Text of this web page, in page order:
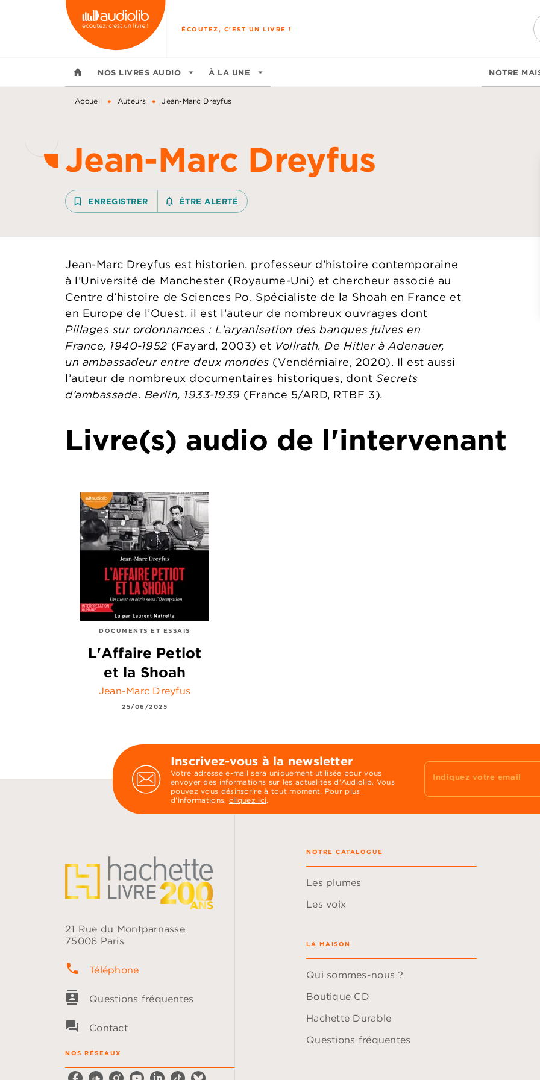
MENU RECHERCHE
ÉCOUTEZ, C'EST UN LIVRE !
home NOS LIVRES AUDIO arrow_drop_down À LA UNE arrow_drop_down NOTRE
Accueil • Auteurs • Jean-Marc Dreyfus
Jean-Marc Dreyfus
bookmark_border ENREGISTRER notifications_none_outlined
ÊTRE ALERTÉ
Jean-Marc Dreyfus est historien, professeur d’histoire contemporaine
à l’Université de Manchester (Royaume-Uni) et chercheur associé au
Centre d’histoire de Sciences Po. Spécialiste de la Shoah en France et
en Europe de l’Ouest, il est l’auteur de nombreux ouvrages dont
Pillages sur ordonnances : L'aryanisation des banques juives en
France, 1940-1952 (Fayard, 2003) et Vollrath. De Hitler à Adenauer,
un ambassadeur entre deux mondes (Vendémiaire, 2020). Il est aussi
l’auteur de nombreux documentaires historiques, dontSecrets
d’ambassade. Berlin, 1933-1939 (France 5/ARD, RTBF 3).
Livre(s) audio de l'intervenant
DOCUMENTS ET ESSAIS
L'Affaire Petiot
et la Shoah
Jean-Marc Dreyfus
25/06/2025
Inscrivez-vous à la newsletter
Votre adresse e-mail sera uniquement utilisée pour vous
envoyer des informations sur les actualités d'Audiolib. Vous
pouvez vous désinscrire à tout moment. Pour plus
d’informations, cliquez ici.
Indiquez votre email
21 Rue du Montparnasse
75006 Paris
phone Téléphone
contacts Questions fréquentes
question_answer Contact
NOS RÉSEAUX
NOTRE CATALOGUE
Les plumes
Les voix
LA MAISON
Qui sommes-nous ?
Boutique CD
Hachette Durable
Questions fréquentes